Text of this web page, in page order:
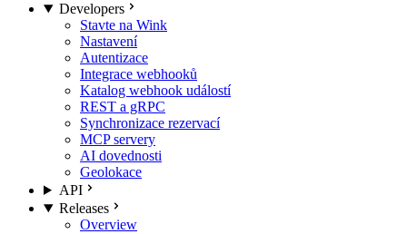
Developers
Stavte na Wink
Nastavení
Autentizace
Integrace webhooků
Katalog webhook událostí
REST a gRPC
Synchronizace rezervací
MCP servery
AI dovednosti
Geolokace
API
Releases
Overview